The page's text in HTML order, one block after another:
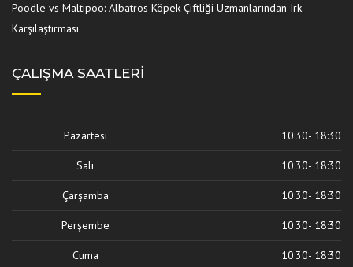
Poodle vs Maltipoo: Albatros Köpek Çiftliği Uzmanlarından Irk
Karşılaştırması
ÇALIŞMA SAATLERI
Pazartesi 10:30- 18:30
Salı 10:30- 18:30
Çarşamba 10:30- 18:30
Perşembe 10:30- 18:30
Cuma 10:30- 18:30